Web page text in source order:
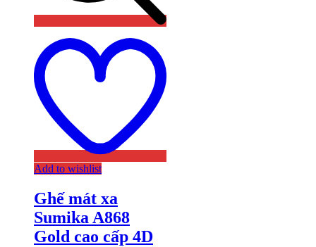
Add to wishlist
Ghế mát xa
Sumika A868
Gold cao cấp 4D